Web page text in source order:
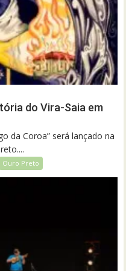
do Vira-Saia em
da Coroa” será lançado na
Ouro Preto